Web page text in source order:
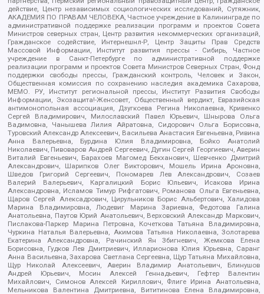
действие, Центр независимых социологических исследований, Сутяжник,
АКАДЕМИЯ ПО ПРАВАМ ЧЕЛОВЕКА, Частное учреждение в Калининграде по
административной поддержке реализации программ и проектов Совета
Министров северных стран, Центр развития некоммерческих организаций,
Гражданское содействие, Интернешнл-Р, Центр Защиты Прав Средств
Массовой Информации, Институт развития прессы - Сибирь, Частное
учреждение в Санкт-Петербурге по административной поддержке
реализации программ и проектов Совета Министров Северных Стран, Фонд
поддержки свободы прессы, Гражданский контроль, Человек и Закон,
Общественная комиссия по сохранению наследия академика Сахарова,
МЕМО. РУ, Институт региональной прессы, Институт Развития Свободы
Информации, Экозащита!-Женсовет, Общественный вердикт, Евразийская
антимонопольная ассоциация, Дзугкоева Регина Николаевна, Кривенко
Сергей Владимирович, Милославский Павел Юрьевич, Шнырова Ольга
Вадимовна, Чанышева Лилия Айратовна, Сидорович Ольга Борисовна,
Туровский Александр Алексеевич, Васильева Анастасия Евгеньевна, Ривина
Анна Валерьевна, Бурдина Юлия Владимировна, Бойко Анатолий
Николаевич, Пивоваров Андрей Сергеевич, Дугин Сергей Георгиевич, Аверин
Виталий Евгеньевич, Барахоев Магомед Бекханович, Шевченко Дмитрий
Александрович, Шарипков Олег Викторович, Мошель Ирина Ароновна,
Шведов Григорий Сергеевич, Пономарев Лев Александрович, Созаев
Валерий Валерьевич, Каргалицкий Борис Юльевич, Исакова Ирина
Александровна, Исламов Тимур Рифгатович, Романова Ольга Евгеньевна,
Щаров Сергей Алексадрович, Цирульников Борис Альбертович, Халидова
Марина Владимировна, Людевиг Марина Зариевна, Федотова Галина
Анатольевна, Паутов Юрий Анатольевич, Верховский Александр Маркович,
Пислакова-Паркер Марина Петровна, Кочеткова Татьяна Владимировна,
Чуркина Наталья Валерьевна, Акимова Татьяна Николаевна, Золотарева
Екатерина Александровна, Рачинский Ян Збигневич, Жемкова Елена
Борисовна, Гудков Лев Дмитриевич, Илларионова Юлия Юрьевна, Саранг
Анна Васильевна, Захарова Светлана Сергеевна, Щур Татьяна Михайловна,
Щур Николай Алексеевич, Аверин Владимир Анатольевич, Блинушов
Андрей Юрьевич, Мосин Алексей Геннадьевич, Гефтер Валентин
Михайлович, Симонов Алексей Кириллович, Флиге Ирина Анатольевна,
Мельникова Валентина Дмитриевна, Вититинова Елена Владимировна,